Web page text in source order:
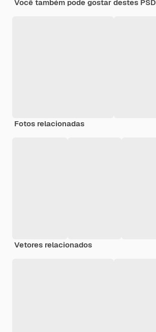
Você também pode gostar destes PSD
Fotos relacionadas
Vetores relacionados